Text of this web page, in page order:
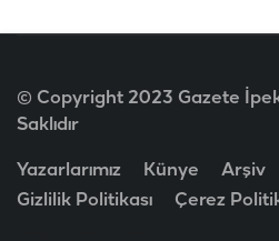
© Copyright 2023 Gazete
Saklıdır
Yazarlarımız Künye Arşiv
Gizlilik Politikası
Çerez